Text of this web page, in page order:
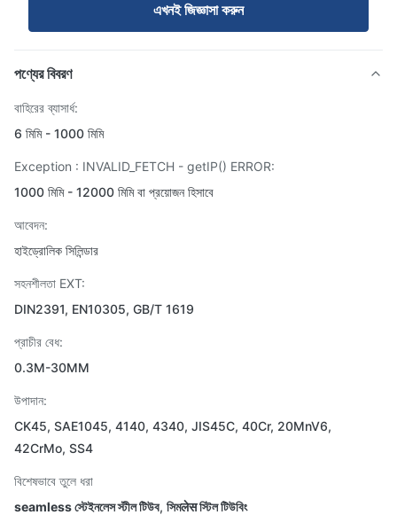
এখনই জিজ্ঞাসা করুন
পণ্যের বিবরণ
বাহিরের ব্যাসার্ধ:
6 মিমি - 1000 মিমি
Exception : INVALID_FETCH - getIP() ERROR:
1000 মিমি - 12000 মিমি বা প্রয়োজন হিসাবে
আবেদন:
হাইড্রোলিক সিলিন্ডার
সহনশীলতা EXT:
DIN2391, EN10305, GB/T 1619
প্রাচীর বেধ:
0.3M-30MM
উপাদান:
CK45, SAE1045, 4140, 4340, JIS45C, 40Cr, 20MnV6,
42CrMo, SS4
বিশেষভাবে তুলে ধরা
seamless স্টেইনলেস স্টীল টিউব, সিমलेस স্টিল টিউবিং